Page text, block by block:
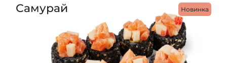
Новинка
Самурай